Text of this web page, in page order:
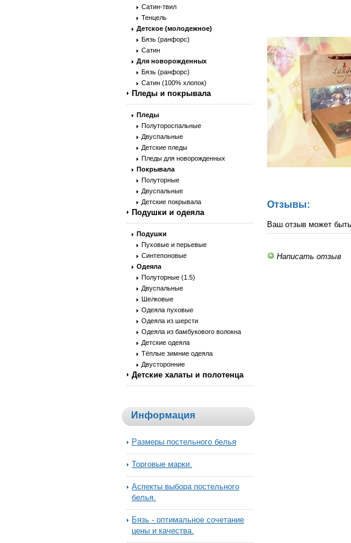
Сатин-твил
Тенцель
Детское (молодежное)
Бязь (ранфорс)
Сатин
Для новорожденных
Бязь (ранфорс)
Сатин (100% хлопок)
Пледы и покрывала
Пледы
Полутороспальные
Двуспальные
Детские пледы
Пледы для новорожденных
Покрывала
Полуторные
Двуспальные
Детские покрывала
Подушки и одеяла
Подушки
Пуховые и перьевые
Синтепоновые
Одеяла
Полуторные (1.5)
Двуспальные
Шелковые
Одеяла пуховые
Одеяла из шерсти
Одеяла из бамбукового волокна
Детские одеяла
Тёплые зимние одеяла
Двусторонние
Детские халаты и полотенца
Информация
Размеры постельного белья
Торговые марки.
Аспекты выбора постельного
белья.
Бязь - оптимальное сочетание
цены и качества.
Отзывы:
Ваш отзыв может
Написать отзыв